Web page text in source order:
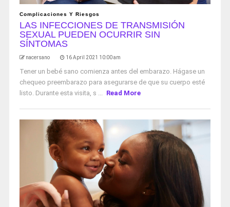
Complicaciones Y Riesgos
LAS INFECCIONES DE TRANSMISIÓN
SEXUAL PUEDEN OCURRIR SIN
SÍNTOMAS
nacersano 16 April 2021 10:00 am
Tener un bebé sano comienza antes del embarazo. Hágase un
chequeo preembarazo para asegurarse de que su cuerpo esté
listo. Durante esta visita, s ... Read More